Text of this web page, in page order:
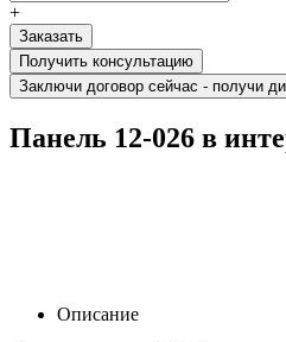
+
Получить консультацию
Заключи договор сейчас - получи
Панель 12-026 в
Описание